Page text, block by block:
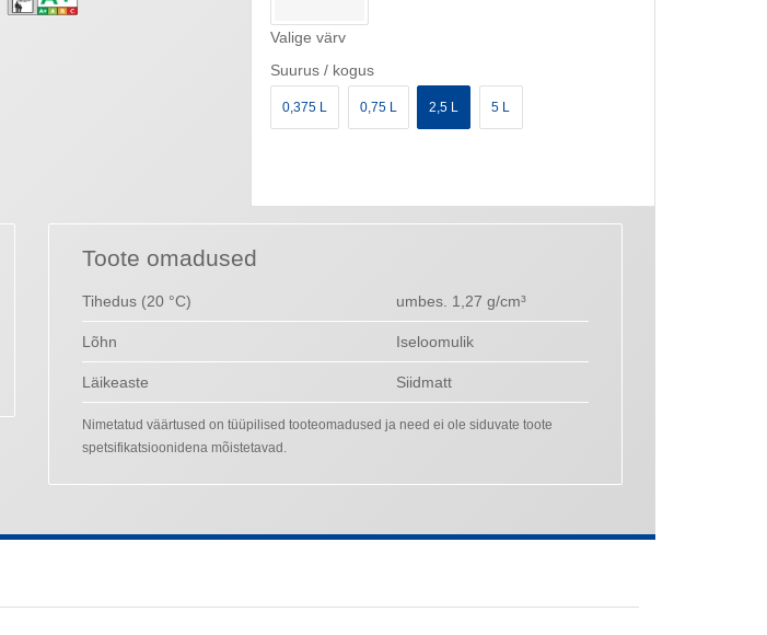
Valige värv
Suurus / kogus
0,375 L 0,75 L 2,5 L 5 L
Toote omadused
Tihedus (20 °C) umbes. 1,27 g/cm³
Lõhn Iseloomulik
Läikeaste Siidmatt
Nimetatud väärtused on tüüpilised tooteomadused ja need ei ole siduvate toote
spetsifikatsioonidena mõistetavad.